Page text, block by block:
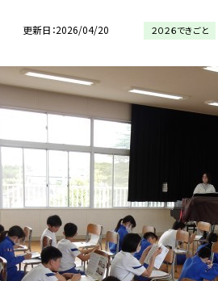
更新日 2026/04/20 ２０２６できごと